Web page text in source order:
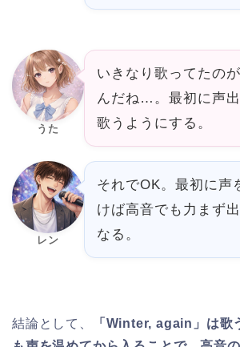
うた
いきなり歌ってたの
んだね…。最初に声
歌うようにする。
レン
それでOK。最初に声
けば高音でも力まず
なる。
結論として、
「Winter, again」は歌